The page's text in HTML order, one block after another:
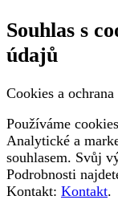
Souhlas s
údajů
Cookies a
Používáme
Analytické a
souhlasem. Svůj
Podrobnosti
Kontakt: Kontakt.